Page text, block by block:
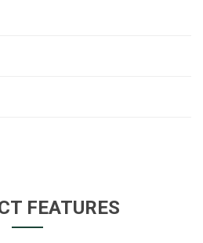
FEATURES